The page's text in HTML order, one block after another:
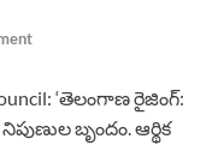
‘తెలంగాణ రైజింగ్:
బృందం. ఆర్థిక